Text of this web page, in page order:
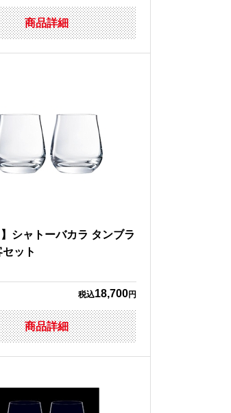
商品詳細
】シャトーバカラ タンブラ
ット
税込18,700円
商品詳細